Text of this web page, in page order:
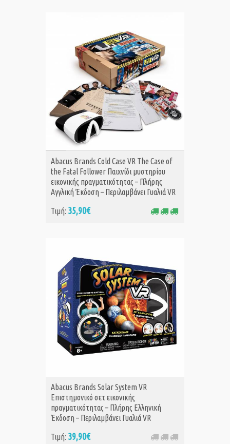
ΑΓΟΡΑ
Abacus Brands Cold Case VR The Case of
the Fatal Follower Παιχνίδι μυστηρίου
εικονικής πραγματικότητας – Πλήρης
Αγγλική Έκδοση – Περιλαμβάνει Γυαλιά VR
Τιμή: 35,90€
Abacus Brands Solar System VR
Επιστημονικό σετ εικονικής
πραγματικότητας – Πλήρης Ελληνική
Έκδοση – Περιλαμβάνει Γυαλιά VR
Τιμή: 39,90€